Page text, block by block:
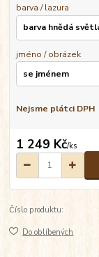
barva / lazura
jméno / obrázek
Nejsme plátci DPH
1 249 Kč/ks
Číslo produktu:
Do oblíbených